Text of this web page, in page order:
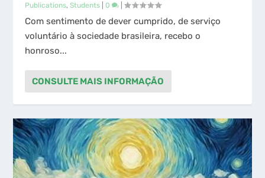
Publications,Students |0 |
Com sentimento de dever cumprido, de serviço
voluntário à sociedade brasileira, recebo o
honroso...
CONSULTE MAIS INFORMAÇÃO